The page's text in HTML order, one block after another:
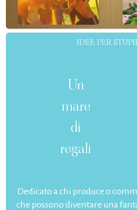
IDEE PER
Un
mare
di
regali
Dedicato a chi produce o
che possono diventare una